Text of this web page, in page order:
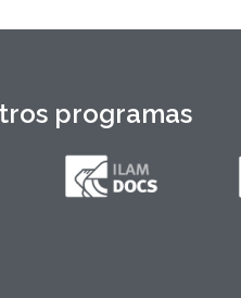
programas